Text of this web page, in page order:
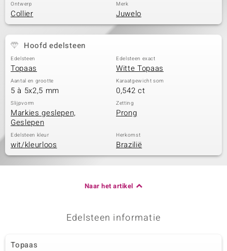
Ontwerp
Collier
Merk
Juwelo
Hoofd edelsteen
Edelsteen
Topaas
Edelsteen exact
Witte Topaas
Aantal en grootte
5 à 5x2,5 mm
Karaatgewicht som
0,542 ct
Slijpvorm
Markies geslepen,
Geslepen
Zetting
Prong
Edelsteen kleur
wit/kleurloos
Herkomst
Brazilië
Naar het artikel
Edelsteen informatie
Topaas